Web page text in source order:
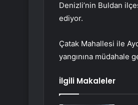
Denizli’nin Buldan
ediyor.
Çatak Mahallesi ile
yangınına müdahale
İlgili Makaleler